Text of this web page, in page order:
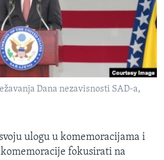
Dana nezavisnosti SAD-a,
ulogu u komemoracijama i
komemoracije fokusirati na